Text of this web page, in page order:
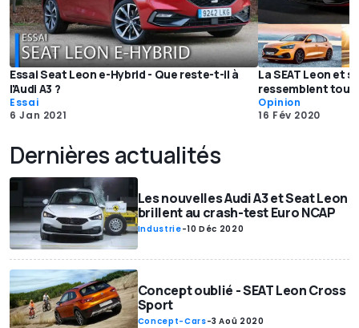
Essai Seat Leon e-Hybrid - Que reste-t-il à
l'Audi A3 ?
Essai
6 Jan 2021
La SEAT Leon et
ressemblent
Opinion
16 Fév 2020
Dernières actualités
Les nouvelles Audi A3 et Seat Leon
brillent au crash-test Euro NCAP
Industrie-10 Déc 2020
Concept oublié - SEAT Leon Cross
Sport
Concept-Cars-3 Aoû 2020